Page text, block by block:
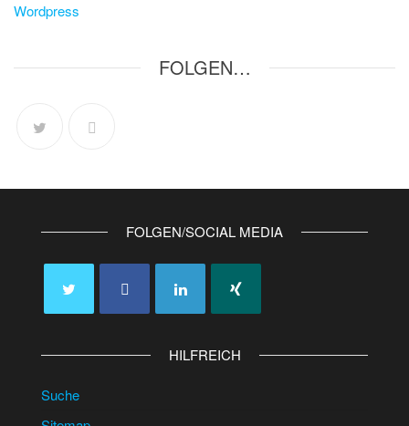
Wordpress
FOLGEN…
FOLGEN/SOCIAL MEDIA
HILFREICH
Suche